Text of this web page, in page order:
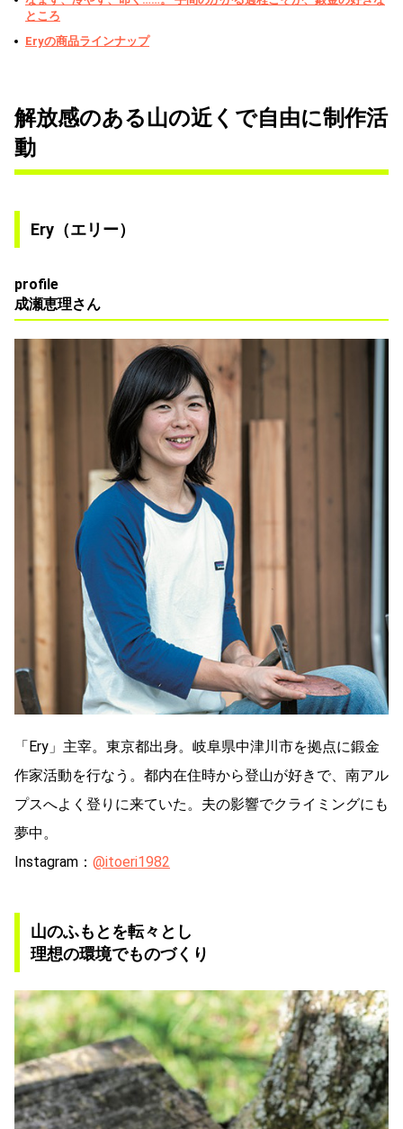
ところ
Eryの商品ラインナップ
解放感のある山の近くで自由に制作活
動
Ery（エリー）
profile
成瀬恵理さん
「Ery」主宰。東京都出身。岐阜県中津川市を拠点に鍛金
作家活動を行なう。都内在住時から登山が好きで、南アル
プスへよく登りに来ていた。夫の影響でクライミングにも
夢中。
Instagram： @itoeri1982
山のふもとを転々とし
理想の環境でものづくり